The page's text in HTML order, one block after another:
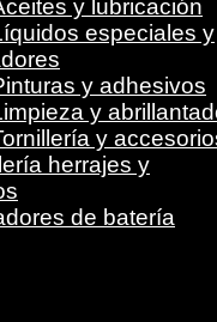
y lubricación
especiales y
y adhesivos
y
y
herrajes y
de batería